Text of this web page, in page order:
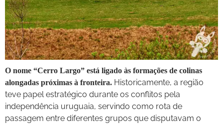
O nome “Cerro Largo” está ligado às formações de colinas
alongadas próximas à fronteira. Historicamente, a região
teve papel estratégico durante os conflitos pela
independência uruguaia, servindo como rota de
passagem entre diferentes grupos que disputavam o